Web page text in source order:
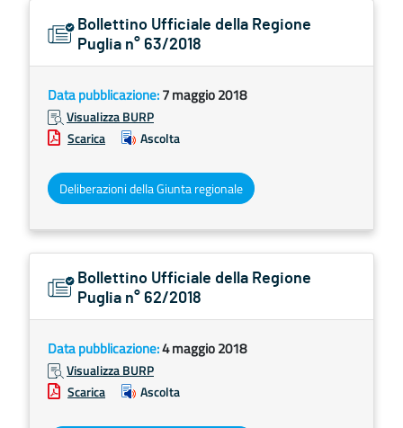
Bollettino Ufficiale della Regione
Puglia n° 63/2018
Data pubblicazione:7 maggio 2018
Visualizza BURP
Scarica
Ascolta
Deliberazioni della Giunta regionale
Bollettino Ufficiale della Regione
Puglia n° 62/2018
Data pubblicazione:4 maggio 2018
Visualizza BURP
Scarica
Ascolta